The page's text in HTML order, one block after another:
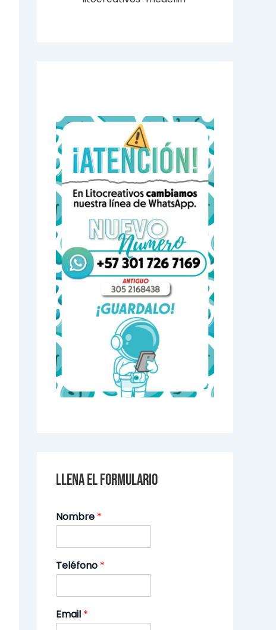
Llena el formulario
Nombre *
Teléfono *
Email *